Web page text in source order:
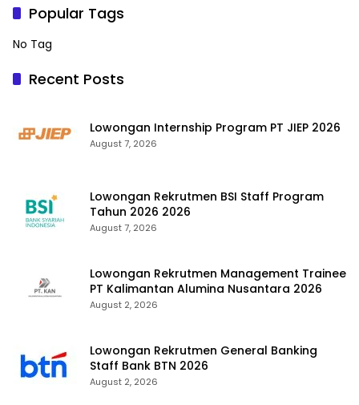
Popular Tags
No Tag
Recent Posts
Lowongan Internship Program PT JIEP 2026
August 7, 2026
Lowongan Rekrutmen BSI Staff Program
Tahun 2026 2026
August 7, 2026
Lowongan Rekrutmen Management Trainee
PT Kalimantan Alumina Nusantara 2026
August 2, 2026
Lowongan Rekrutmen General Banking
Staff Bank BTN 2026
August 2, 2026